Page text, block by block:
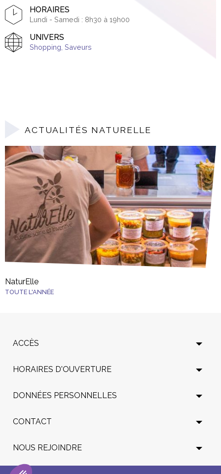
HORAIRES
Lundi - Samedi : 8h30 à 19h00
UNIVERS
Shopping Saveurs
ACTUALITÉS NATURELLE
NaturElle
TOUTE L'ANNÉE
ACCÈS
HORAIRES D'OUVERTURE
DONNÉES PERSONNELLES
CONTACT
NOUS REJOINDRE